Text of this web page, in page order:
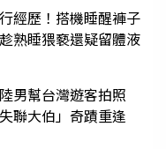
經歷！搭機睡醒褲子
熟睡猥褻還疑留體液
男幫台灣遊客拍照
聯大伯」奇蹟重逢